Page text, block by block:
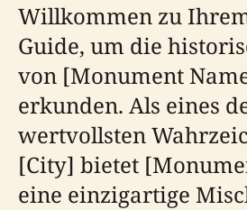
Willkommen zu
Guide, um die
von [Monument
erkunden. Als eines
wertvollsten
[City] bietet
eine einzigartige